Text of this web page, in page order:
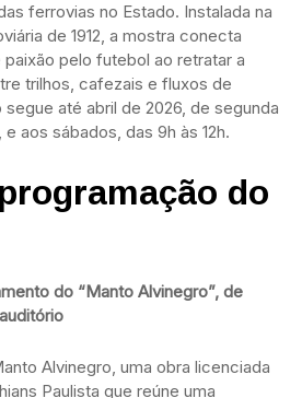
ferrovias no Estado. Instalada na
de 1912, a mostra conecta
pelo futebol ao retratar a
trilhos, cafezais e fluxos de
até abril de 2026, de segunda
aos sábados, das 9h às 12h.
do
do “Manto Alvinegro”, de
Alvinegro, uma obra licenciada
Paulista que reúne uma